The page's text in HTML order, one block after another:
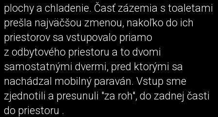
plochy a chladenie. Časť zázemia s toaletami
prešla najväčšou zmenou, nakoľko do ich
priestorov sa vstupovalo priamo
z odbytového priestoru a to dvomi
samostatnými dvermi, pred ktorými sa
nachádzal mobilný paraván. Vstup sme
zjednotili a presunuli "za roh", do zadnej časti
do priestoru .